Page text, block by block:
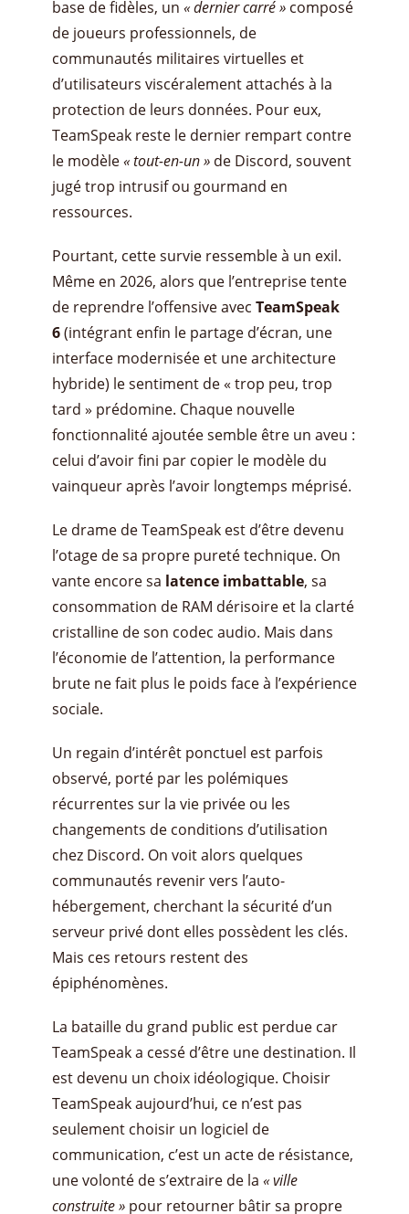
base de fidèles, un « dernier carré » composé
de joueurs professionnels, de
communautés militaires virtuelles et
d’utilisateurs viscéralement attachés à la
protection de leurs données. Pour eux,
TeamSpeak reste le dernier rempart contre
le modèle« tout-en-un » de Discord, souvent
jugé trop intrusif ou gourmand en
ressources.
Pourtant, cette survie ressemble à un exil.
Même en 2026, alors que l’entreprise tente
de reprendre l’offensive avec TeamSpeak
6(intégrant enfin le partage d’écran, une
interface modernisée et une architecture
hybride) le sentiment de « trop peu, trop
tard » prédomine. Chaque nouvelle
fonctionnalité ajoutée semble être un aveu :
celui d’avoir fini par copier le modèle du
vainqueur après l’avoir longtemps méprisé.
Le drame de TeamSpeak est d’être devenu
l’otage de sa propre pureté technique. On
vante encore sa latence imbattable, sa
consommation de RAM dérisoire et la clarté
cristalline de son codec audio. Mais dans
l’économie de l’attention, la performance
brute ne fait plus le poids face à l’expérience
sociale.
Un regain d’intérêt ponctuel est parfois
observé, porté par les polémiques
récurrentes sur la vie privée ou les
changements de conditions d’utilisation
chez Discord. On voit alors quelques
communautés revenir vers l’auto-
hébergement, cherchant la sécurité d’un
serveur privé dont elles possèdent les clés.
Mais ces retours restent des
épiphénomènes.
La bataille du grand public est perdue car
TeamSpeak a cessé d’être une destination. Il
est devenu un choix idéologique. Choisir
TeamSpeak aujourd’hui, ce n’est pas
seulement choisir un logiciel de
communication, c’est un acte de résistance,
une volonté de s’extraire de la « ville
construite » pour retourner bâtir sa propre